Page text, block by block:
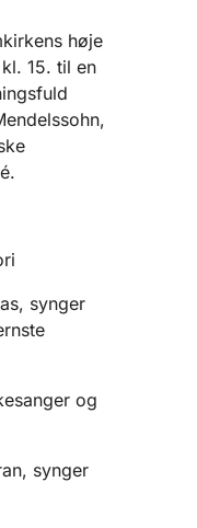
høje
15. til en
synger
og
synger